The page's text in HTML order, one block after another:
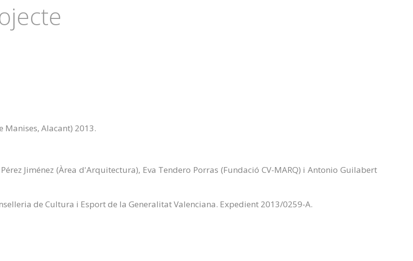
Manises, Alacant) 2013.
Jiménez (Àrea d'Arquitectura), Eva Tendero Porras (Fundació CV-MARQ) i Antonio Guilabert
de Cultura i Esport de la Generalitat Valenciana. Expedient 2013/0259-A.